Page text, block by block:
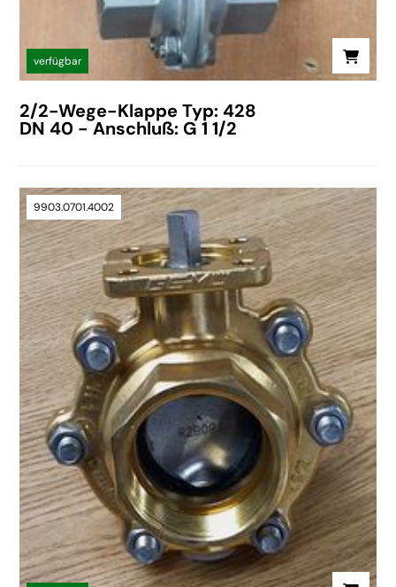
verfügbar
2/2-Wege-Klappe Typ: 428
DN 40 - Anschluß: G 1 1/2
9903.0701.4002